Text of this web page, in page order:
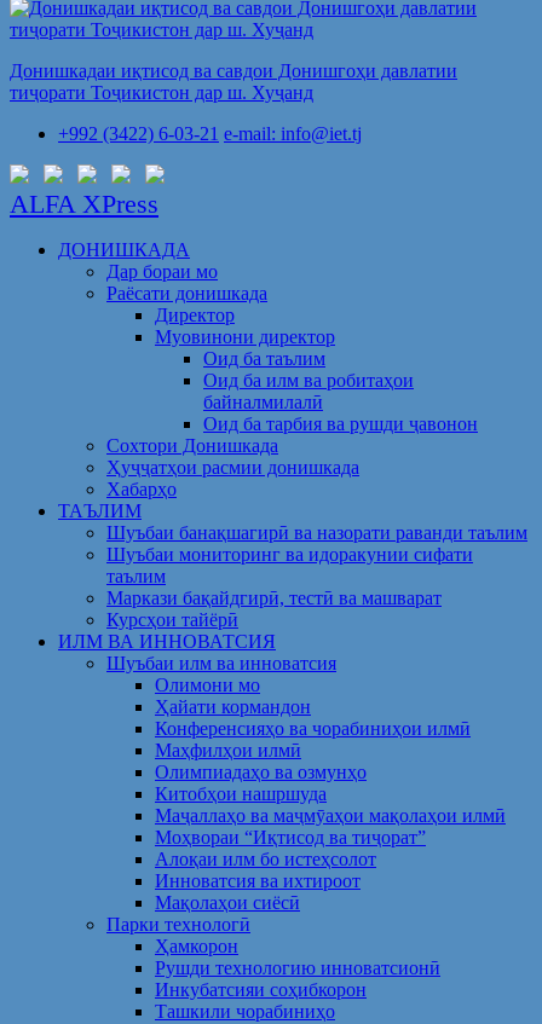
Донишкадаи иқтисод ва савдои Донишгоҳи давлатии
тиҷорати Тоҷикистон дар ш. Хуҷанд
+992 (3422) 6-03-21 e-mail: info@iet.tj
ALFA XPress
ДОНИШКАДА
Дар бораи мо
Раёсати донишкада
Директор
Муовинони директор
Оид ба таълим
Оид ба илм ва робитаҳои
байналмилалӣ
Оид ба тарбия ва рушди ҷавонон
Сохтори Донишкада
Ҳуҷҷатҳои расмии донишкада
Хабарҳо
ТАЪЛИМ
Шуъбаи банақшагирӣ ва назорати раванди таълим
Шуъбаи мониторинг ва идоракунии сифати
таълим
Маркази бақайдгирӣ, тестӣ ва машварат
Курсҳои тайёрӣ
ИЛМ ВА ИННОВАТСИЯ
Шуъбаи илм ва инноватсия
Олимони мо
Ҳайати кормандон
Конференсияҳо ва чорабиниҳои илмӣ
Маҳфилҳои илмӣ
Олимпиадаҳо ва озмунҳо
Китобҳои нашршуда
Маҷаллаҳо ва маҷмӯаҳои мақолаҳои илмӣ
Моҳвораи “Иқтисод ва тиҷорат”
Алоқаи илм бо истеҳсолот
Инноватсия ва ихтироот
Мақолаҳои сиёсӣ
Парки технологӣ
Ҳамкорон
Рушди технологию инноватсионӣ
Инкубатсияи соҳибкорон
Ташкили чорабиниҳо